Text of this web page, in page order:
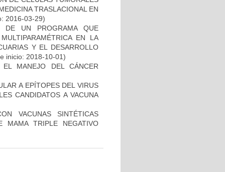
TRASLACIONAL EN
2016-03-29)
DE UN PROGRAMA QUE
EN LA
Y EL DESARROLLO
inicio: 2018-10-01)
EL MANEJO DEL CÁNCER
A EPÍTOPES DEL VIRUS
CANDIDATOS A VACUNA
VACUNAS SINTÉTICAS
MAMA TRIPLE NEGATIVO